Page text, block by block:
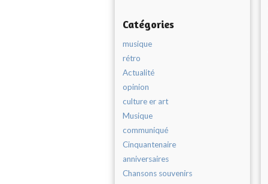
Catégories
musique
rétro
Actualité
opinion
culture er art
Musique
communiqué
Cinquantenaire
anniversaires
Chansons souvenirs